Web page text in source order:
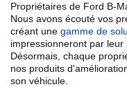
Propriétaires de Ford B-
Nous avons écouté vos
créant une gamme de
impressionneront par leur
Désormais, chaque
nos produits
son véhicule.